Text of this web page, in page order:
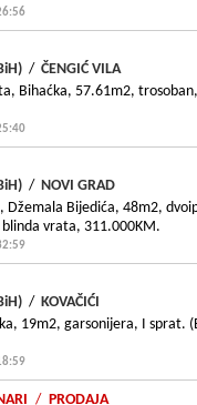
/ ČENGIĆ VILA
Bihaćka, 57.61m2,
/ NOVI GRAD
Džemala Bijedića, 48m2,
vrata, 311.000KM.
/ KOVAČIĆI
19m2, garsonijera, I sprat.
/ PRODAJA